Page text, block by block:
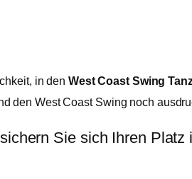
in den West Coast Swing
den West Coast Swing noch
Sie sich Ihren Platz